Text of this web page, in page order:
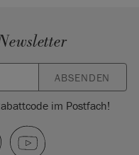
ABSENDEN
im Postfach!